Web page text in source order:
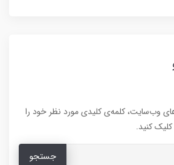
وب‌سایت، کلمه‌ی کلیدی مورد نظر خود را
کنید.
جستجو